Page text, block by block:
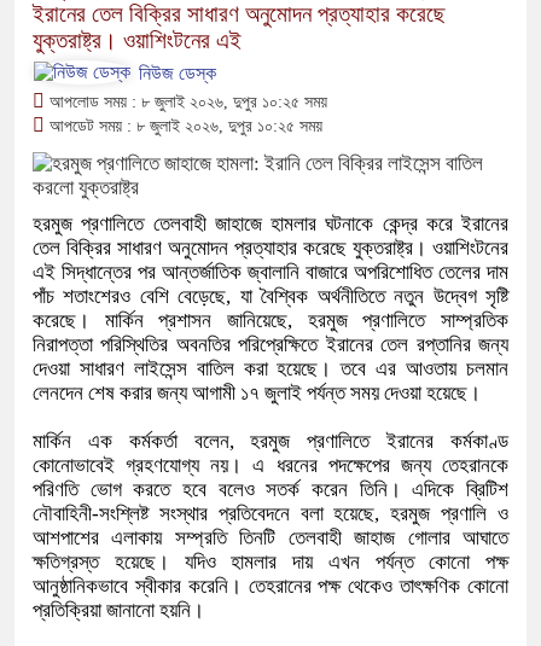
ইরানের তেল বিক্রির সাধারণ অনুমোদন প্রত্যাহার করেছে
যুক্তরাষ্ট্র। ওয়াশিংটনের এই
নিউজ ডেস্ক
আপলোড সময় : ৮ জুলাই ২০২৬, দুপুর ১০:২৫ সময়
আপডেট সময় : ৮ জুলাই ২০২৬, দুপুর ১০:২৫ সময়
হরমুজ প্রণালিতে তেলবাহী জাহাজে হামলার ঘটনাকে কেন্দ্র করে ইরানের
তেল বিক্রির সাধারণ অনুমোদন প্রত্যাহার করেছে যুক্তরাষ্ট্র। ওয়াশিংটনের
এই সিদ্ধান্তের পর আন্তর্জাতিক জ্বালানি বাজারে অপরিশোধিত তেলের দাম
পাঁচ শতাংশেরও বেশি বেড়েছে, যা বৈশ্বিক অর্থনীতিতে নতুন উদ্বেগ সৃষ্টি
করেছে। মার্কিন প্রশাসন জানিয়েছে, হরমুজ প্রণালিতে সাম্প্রতিক
নিরাপত্তা পরিস্থিতির অবনতির পরিপ্রেক্ষিতে ইরানের তেল রপ্তানির জন্য
দেওয়া সাধারণ লাইসেন্স বাতিল করা হয়েছে। তবে এর আওতায় চলমান
লেনদেন শেষ করার জন্য আগামী ১৭ জুলাই পর্যন্ত সময় দেওয়া হয়েছে।
মার্কিন এক কর্মকর্তা বলেন, হরমুজ প্রণালিতে ইরানের কর্মকাণ্ড
কোনোভাবেই গ্রহণযোগ্য নয়। এ ধরনের পদক্ষেপের জন্য তেহরানকে
পরিণতি ভোগ করতে হবে বলেও সতর্ক করেন তিনি। এদিকে ব্রিটিশ
নৌবাহিনী-সংশ্লিষ্ট সংস্থার প্রতিবেদনে বলা হয়েছে, হরমুজ প্রণালি ও
আশপাশের এলাকায় সম্প্রতি তিনটি তেলবাহী জাহাজ গোলার আঘাতে
ক্ষতিগ্রস্ত হয়েছে। যদিও হামলার দায় এখন পর্যন্ত কোনো পক্ষ
আনুষ্ঠানিকভাবে স্বীকার করেনি। তেহরানের পক্ষ থেকেও তাৎক্ষণিক কোনো
প্রতিক্রিয়া জানানো হয়নি।